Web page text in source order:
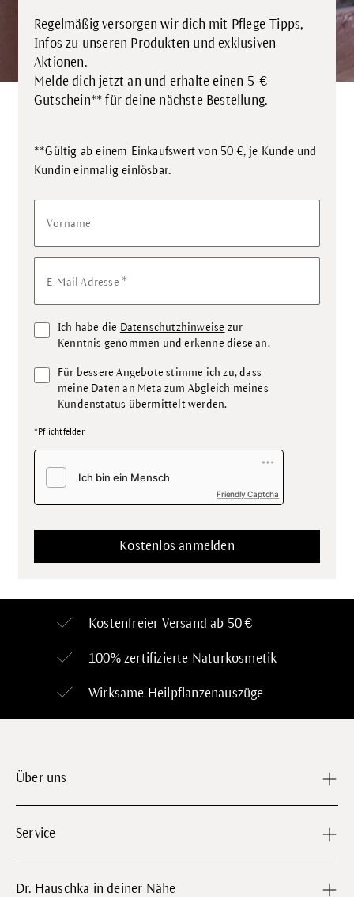
Regelmäßig versorgen wir dich mit Pflege-Tipps,
Infos zu unseren Produkten und exklusiven
Aktionen.
Melde dich jetzt an und erhalte einen 5-€-
Gutschein** für deine nächste Bestellung.
**Gültig ab einem Einkaufswert von 50 €, je Kunde und
Kundin einmalig einlösbar.
Vorname
E-Mail Adresse *
Ich habe die Datenschutzhinweise zur
Kenntnis genommen und erkenne diese an.
Für bessere Angebote stimme ich zu, dass
meine Daten an Meta zum Abgleich meines
Kundenstatus übermittelt werden.
*Pflichtfelder
Friendly Captcha
Kostenfreier Versand ab 50 €
100% zertifizierte Naturkosmetik
Wirksame Heilpflanzenauszüge
Über uns
Service
Dr. Hauschka in deiner Nähe